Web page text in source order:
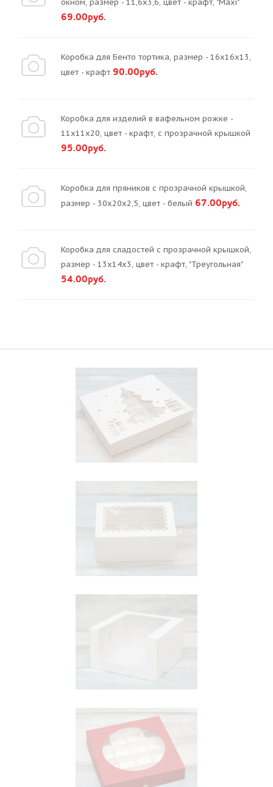
окном, размер - 11,6х3,6, цвет - крафт, "Maxi"
69.00руб.
Коробка для Бенто тортика, размер - 16х16х13,
цвет - крафт 90.00руб.
Коробка для изделий в вафельном рожке -
11х11х20, цвет - крафт, с прозрачной крышкой
95.00руб.
Коробка для пряников с прозрачной крышкой,
размер - 30х20х2,5, цвет - белый 67.00руб.
Коробка для сладостей с прозрачной крышкой,
размер - 13х14х3, цвет - крафт, "Треугольная"
54.00руб.